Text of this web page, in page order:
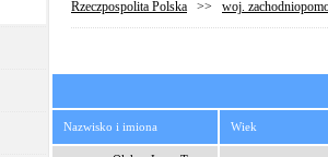
Rzeczpospolita Polska >> woj.
Nazwisko i imiona Wiek